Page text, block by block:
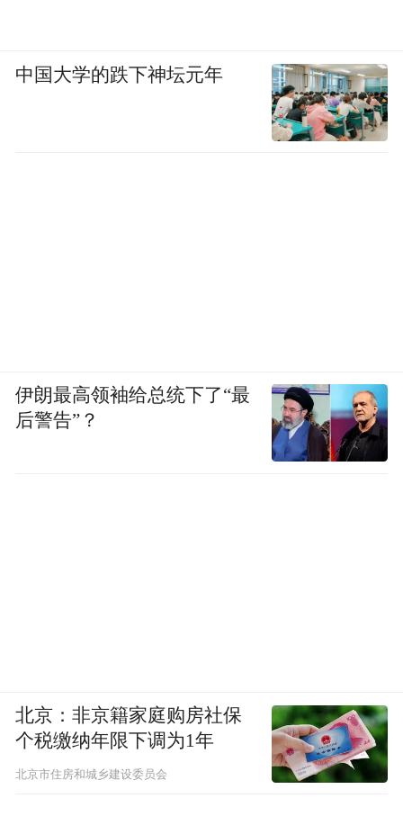
中国大学的跌下神坛元年
伊朗最高领袖给总统下了“最
后警告”？
北京：非京籍家庭购房社保
个税缴纳年限下调为1年
北京市住房和城乡建设委员会